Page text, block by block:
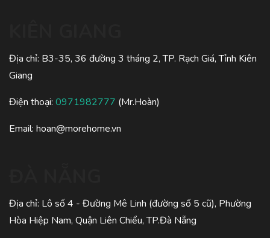
Địa chỉ: B3-35, 36 đường 3 tháng 2, TP. Rạch Giá, Tỉnh Kiên
Giang
Điện thoại: 0971982777 (Mr.Hoàn)
Email: hoan@morehome.vn
Địa chỉ: Lô số 4 - Đường Mê Linh (đường số 5 cũ), Phường
Hòa Hiệp Nam, Quận Liên Chiểu, TP.Đà Nẵng